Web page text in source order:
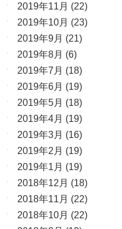
2019年11月 (22)
2019年10月 (23)
2019年9月 (21)
2019年8月 (6)
2019年7月 (18)
2019年6月 (19)
2019年5月 (18)
2019年4月 (19)
2019年3月 (16)
2019年2月 (19)
2019年1月 (19)
2018年12月 (18)
2018年11月 (22)
2018年10月 (22)